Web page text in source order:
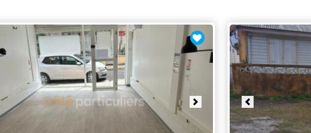
Next Previous